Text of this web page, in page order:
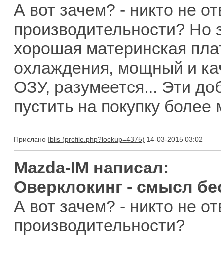
А вот зачем? - никто не
производительности? Но
хорошая материнская
охлаждения, мощный и
ОЗУ, разумеется... Эти
пустить на покупку
Прислано Iblis 14-03-2015 03:02
Mazda-IM написал:
Оверклокинг - смысл
А вот зачем? - никто не
производительности?